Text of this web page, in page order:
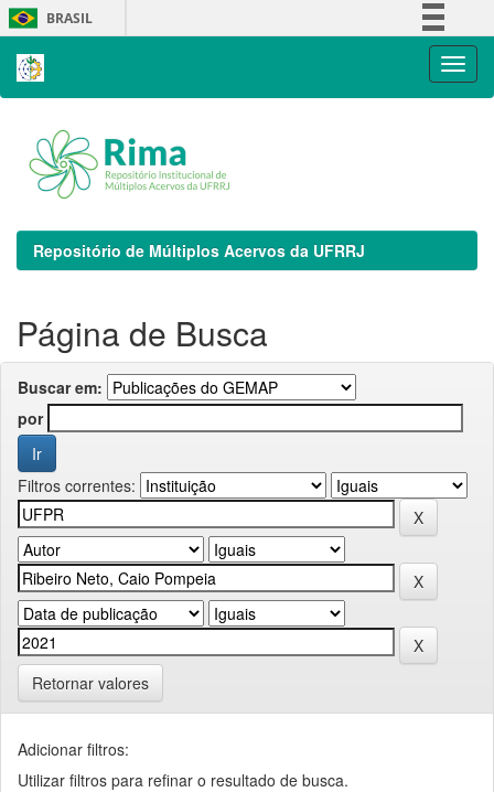
Skip
navigation
BRASIL
Repositório de Múltiplos Acervos da UFRRJ
Página de Busca
Buscar em:
por
Filtros correntes:
Retornar valores
Adicionar filtros:
Utilizar filtros para refinar o resultado de busca.